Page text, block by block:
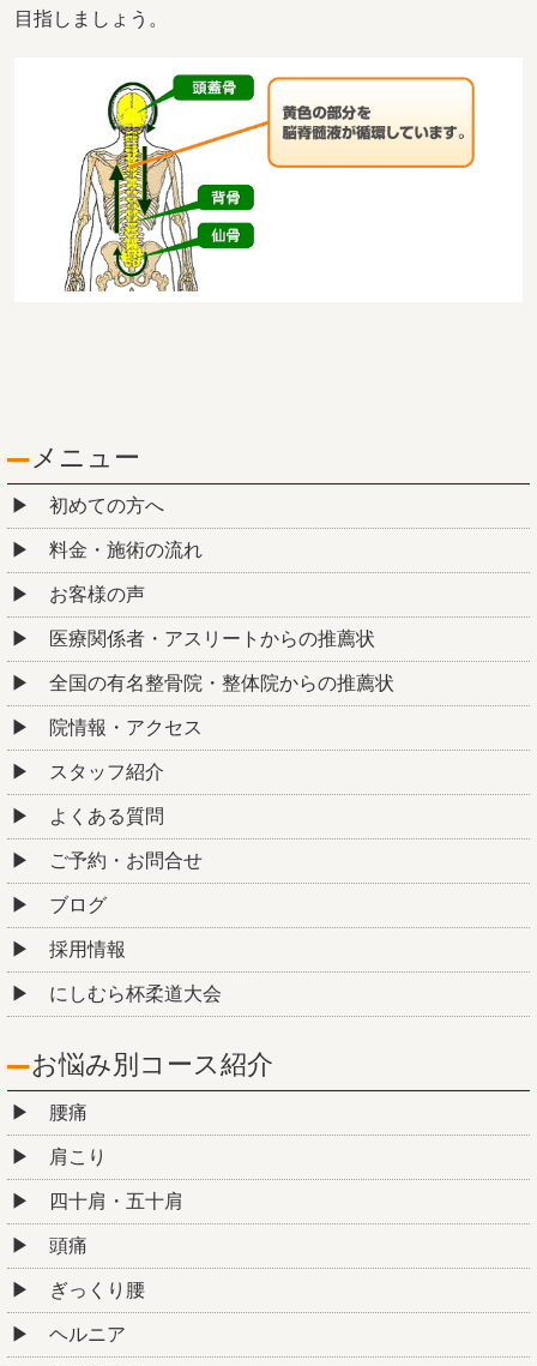
目指しましょう。
メニュー
初めての方へ
料金・施術の流れ
お客様の声
医療関係者・アスリートからの推薦状
全国の有名整骨院・整体院からの推薦状
院情報・アクセス
スタッフ紹介
よくある質問
ご予約・お問合せ
ブログ
採用情報
にしむら杯柔道大会
お悩み別コース紹介
腰痛
肩こり
四十肩・五十肩
頭痛
ぎっくり腰
ヘルニア